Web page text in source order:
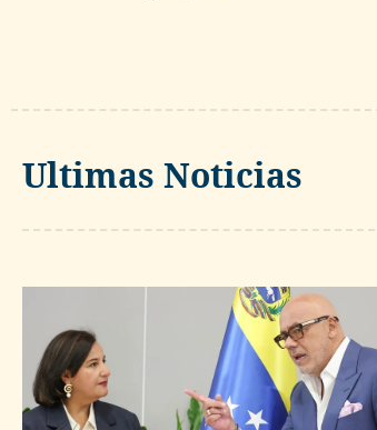
Ultimas Noticias